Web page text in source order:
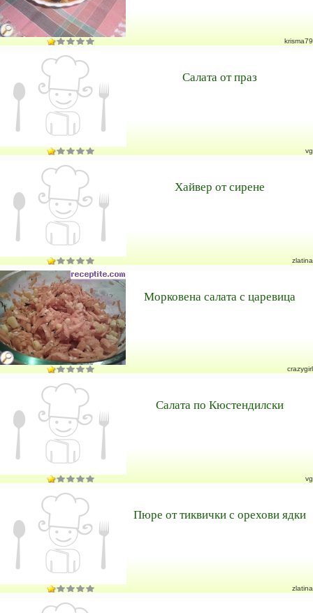
krisma79
Салата от праз
vg
Хайвер от сирене
zlatina
Морковена салата с царевица
crazygirl
Салата по Кюстендилски
vg
Пюре от тиквички с орехови ядки
zlatina